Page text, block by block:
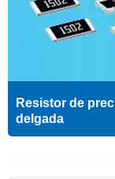
Resistor de
delgada